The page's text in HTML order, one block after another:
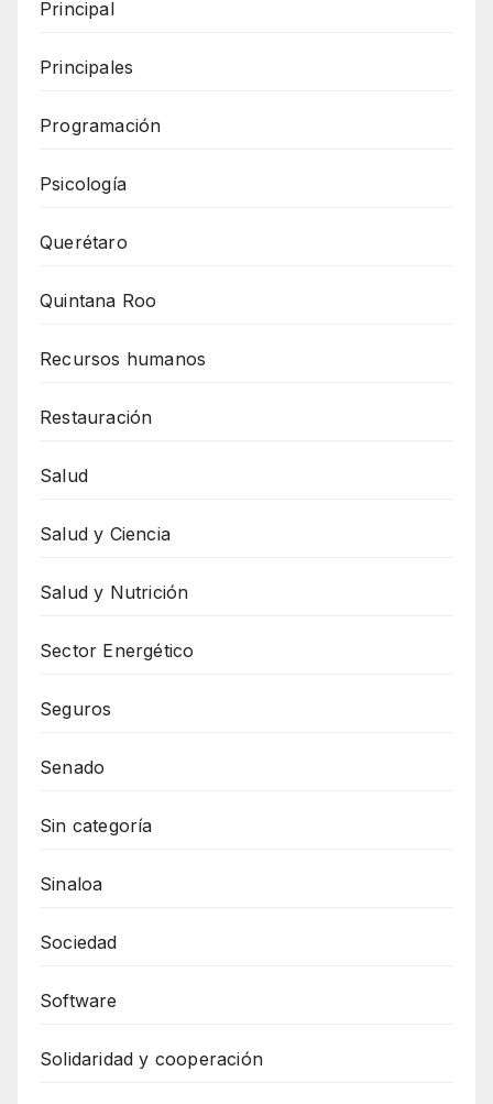
Principal
Principales
Programación
Psicología
Querétaro
Quintana Roo
Recursos humanos
Restauración
Salud
Salud y Ciencia
Salud y Nutrición
Sector Energético
Seguros
Senado
Sin categoría
Sinaloa
Sociedad
Software
Solidaridad y cooperación